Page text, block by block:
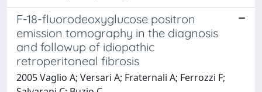
F-18-fluorodeoxyglucose positron
emission tomography in the diagnosis
and followup of idiopathic
retroperitoneal fibrosis
2005 Vaglio A; Versari A; Fraternali A; Ferrozzi F;